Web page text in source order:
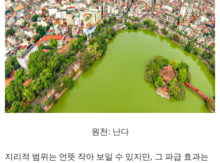
원천: 난다
지리적 범위는 언뜻 작아 보일 수 있지만, 그 파급 효과는